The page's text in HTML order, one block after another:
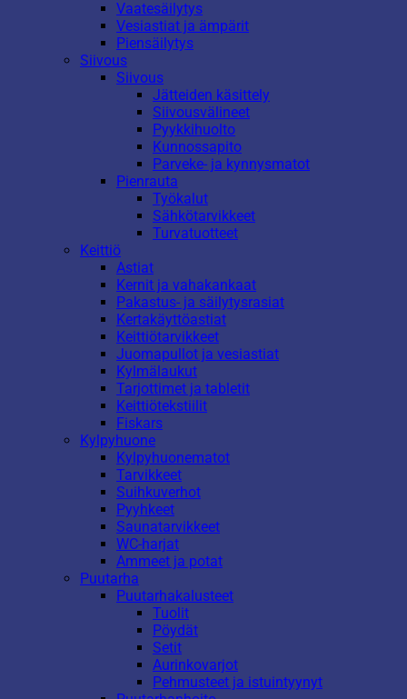
Vaatesäilytys
Vesiastiat ja ämpärit
Piensäilytys
Siivous
Siivous
Jätteiden käsittely
Siivousvälineet
Pyykkihuolto
Kunnossapito
Parveke- ja kynnysmatot
Pienrauta
Työkalut
Sähkötarvikkeet
Turvatuotteet
Keittiö
Astiat
Kernit ja vahakankaat
Pakastus- ja säilytysrasiat
Kertakäyttöastiat
Keittiötarvikkeet
Juomapullot ja vesiastiat
Kylmälaukut
Tarjottimet ja tabletit
Keittiötekstiilit
Fiskars
Kylpyhuone
Kylpyhuonematot
Tarvikkeet
Suihkuverhot
Pyyhkeet
Saunatarvikkeet
WC-harjat
Ammeet ja potat
Puutarha
Puutarhakalusteet
Tuolit
Pöydät
Setit
Aurinkovarjot
Pehmusteet ja istuintyynyt